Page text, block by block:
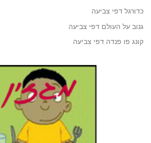
כדורגל דפי צביעה
גנוב על העולם דפי צביעה
קונג פו פנדה דפי צביעה